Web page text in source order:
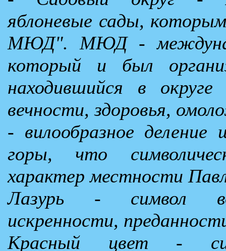
яблоневые сады,
МЮД". МЮД -
который и был
находившийся в
вечности, здоровья,
- вилообразное деление
горы, что
характер местности
Лазурь - символ
искренности,
Красный цвет -